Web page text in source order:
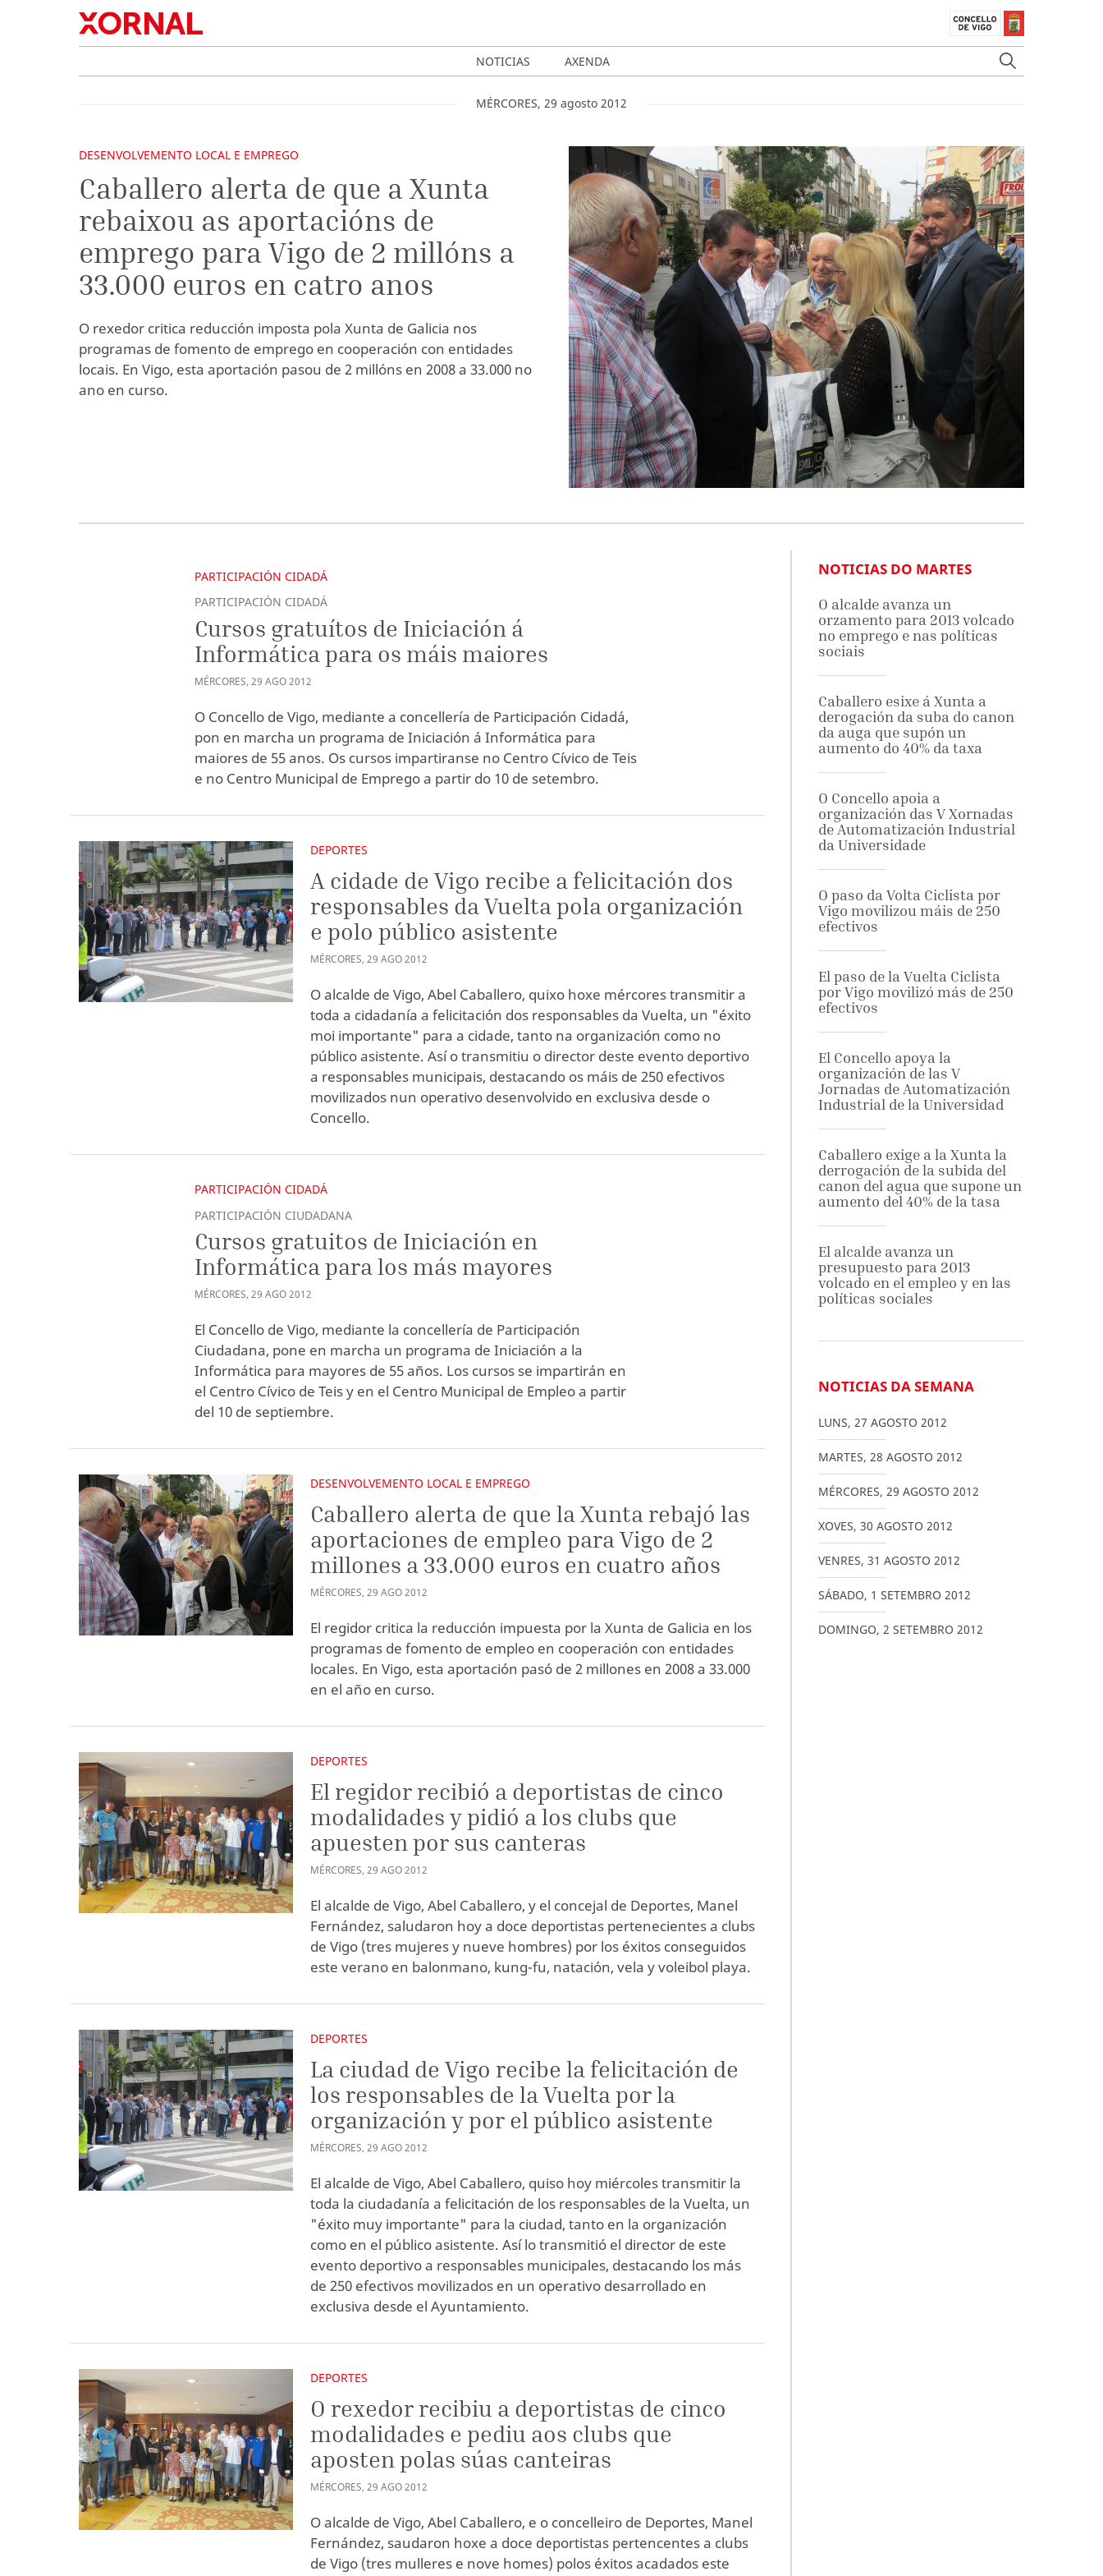
NOTICIAS AXENDA
MÉRCORES, 29 agosto 2012
DESENVOLVEMENTO LOCAL E EMPREGO
Caballero alerta de que a Xunta
rebaixou as aportacións de
emprego para Vigo de 2 millóns a
33.000 euros en catro anos
O rexedor critica reducción imposta pola Xunta de Galicia nos
programas de fomento de emprego en cooperación con entidades
locais. En Vigo, esta aportación pasou de 2 millóns en 2008 a 33.000 no
ano en curso.
PARTICIPACIÓN CIDADÁ
PARTICIPACIÓN CIDADÁ
Cursos gratuítos de Iniciación á
Informática para os máis maiores
MÉRCORES,29 AGO2012
O Concello de Vigo, mediante a concellería de Participación Cidadá,
pon en marcha un programa de Iniciación á Informática para
maiores de 55 anos. Os cursos impartiranse no Centro Cívico de Teis
e no Centro Municipal de Emprego a partir do 10 de setembro.
DEPORTES
A cidade de Vigo recibe a felicitación dos
responsables da Vuelta pola organización
e polo público asistente
MÉRCORES,29 AGO2012
O alcalde de Vigo, Abel Caballero, quixo hoxe mércores transmitir a
toda a cidadanía a felicitación dos responsables da Vuelta, un "éxito
moi importante" para a cidade, tanto na organización como no
público asistente. Así o transmitiu o director deste evento deportivo
a responsables municipais, destacando os máis de 250 efectivos
movilizados nun operativo desenvolvido en exclusiva desde o
Concello.
PARTICIPACIÓN CIDADÁ
PARTICIPACIÓN CIUDADANA
Cursos gratuitos de Iniciación en
Informática para los más mayores
MÉRCORES,29 AGO2012
El Concello de Vigo, mediante la concellería de Participación
Ciudadana, pone en marcha un programa de Iniciación a la
Informática para mayores de 55 años. Los cursos se impartirán en
el Centro Cívico de Teis y en el Centro Municipal de Empleo a partir
del 10 de septiembre.
DESENVOLVEMENTO LOCAL E EMPREGO
Caballero alerta de que la Xunta rebajó las
aportaciones de empleo para Vigo de 2
millones a 33.000 euros en cuatro años
MÉRCORES,29 AGO2012
El regidor critica la reducción impuesta por la Xunta de Galicia en los
programas de fomento de empleo en cooperación con entidades
locales. En Vigo, esta aportación pasó de 2 millones en 2008 a 33.000
en el año en curso.
DEPORTES
El regidor recibió a deportistas de cinco
modalidades y pidió a los clubs que
apuesten por sus canteras
MÉRCORES,29 AGO2012
El alcalde de Vigo, Abel Caballero, y el concejal de Deportes, Manel
Fernández, saludaron hoy a doce deportistas pertenecientes a clubs
de Vigo (tres mujeres y nueve hombres) por los éxitos conseguidos
este verano en balonmano, kung-fu, natación, vela y voleibol playa.
DEPORTES
La ciudad de Vigo recibe la felicitación de
los responsables de la Vuelta por la
organización y por el público asistente
MÉRCORES,29 AGO2012
El alcalde de Vigo, Abel Caballero, quiso hoy miércoles transmitir la
toda la ciudadanía a felicitación de los responsables de la Vuelta, un
"éxito muy importante" para la ciudad, tanto en la organización
como en el público asistente. Así lo transmitió el director de este
evento deportivo a responsables municipales, destacando los más
de 250 efectivos movilizados en un operativo desarrollado en
exclusiva desde el Ayuntamiento.
DEPORTES
O rexedor recibiu a deportistas de cinco
modalidades e pediu aos clubs que
aposten polas súas canteiras
MÉRCORES,29 AGO2012
O alcalde de Vigo, Abel Caballero, e o concelleiro de Deportes, Manel
Fernández, saudaron hoxe a doce deportistas pertencentes a clubs
de Vigo (tres mulleres e nove homes) polos éxitos acadados este
NOTICIAS DO MARTES
O alcalde avanza un
orzamento para 2013 volcado
no emprego e nas políticas
sociais
Caballero esixe á Xunta a
derogación da suba do canon
da auga que supón un
aumento do 40% da taxa
O Concello apoia a
organización das V Xornadas
de Automatización Industrial
da Universidade
O paso da Volta Ciclista por
Vigo movilizou máis de 250
efectivos
El paso de la Vuelta Ciclista
por Vigo movilizó más de 250
efectivos
El Concello apoya la
organización de las V
Jornadas de Automatización
Industrial de la Universidad
Caballero exige a la Xunta la
derrogación de la subida del
canon del agua que supone un
aumento del 40% de la tasa
El alcalde avanza un
presupuesto para 2013
volcado en el empleo y en las
políticas sociales
NOTICIAS DA SEMANA
LUNS, 27 AGOSTO 2012
MARTES, 28 AGOSTO 2012
MÉRCORES, 29 AGOSTO 2012
XOVES, 30 AGOSTO 2012
VENRES, 31 AGOSTO 2012
SÁBADO, 1 SETEMBRO 2012
DOMINGO, 2 SETEMBRO 2012